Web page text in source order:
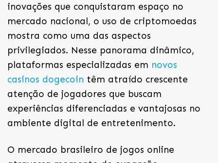
inovações que conquistaram espaço no
mercado nacional, o uso de criptomoedas
mostra como uma das aspectos
privilegiados. Nesse panorama dinâmico,
plataformas especializadas em novos
casinos dogecoin têm atraído crescente
atenção de jogadores que buscam
experiências diferenciadas e vantajosas no
ambiente digital de entretenimento.
O mercado brasileiro de jogos online